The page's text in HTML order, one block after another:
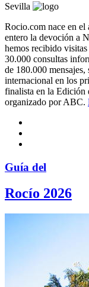
Sevilla
Rocio.com nace en
entero la devoción a
hemos recibido visitas
30.000 consultas
de 180.000
internacional en los
finalista en la Edición
organizado por ABC.
Guía del
Rocío 2026